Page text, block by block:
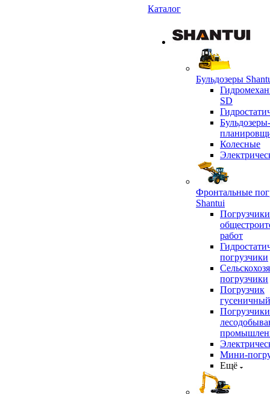
Каталог
Бульдозеры
SD
Бульдозеры-
Колесные
Фронтальные
Shantui
работ
погрузчики
погрузчики
Погрузчик
гусеничный
Мини-
Ещё